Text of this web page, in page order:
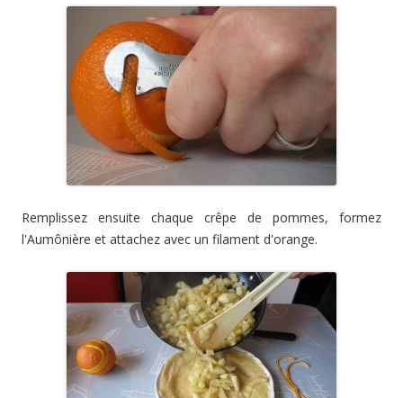
Remplissez ensuite chaque crêpe de pommes, formez
l'Aumônière et attachez avec un filament d'orange.